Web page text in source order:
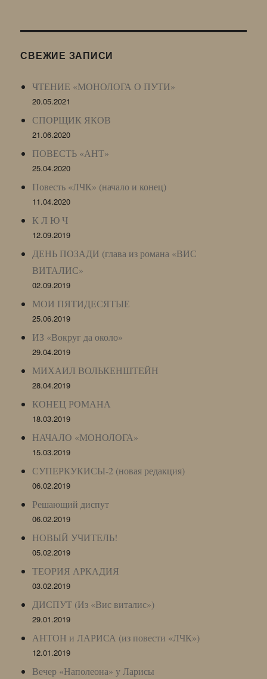
LJ
СВЕЖИЕ ЗАПИСИ
ЧТЕНИЕ «МОНОЛОГА О ПУТИ»
20.05.2021
СПОРЩИК ЯКОВ
21.06.2020
ПОВЕСТЬ «АНТ»
25.04.2020
Повесть «ЛЧК» (начало и конец)
11.04.2020
К Л Ю Ч
12.09.2019
ДЕНЬ ПОЗАДИ (глава из романа «ВИС
ВИТАЛИС»
02.09.2019
МОИ ПЯТИДЕСЯТЫЕ
25.06.2019
ИЗ «Вокруг да около»
29.04.2019
МИХАИЛ ВОЛЬКЕНШТЕЙН
28.04.2019
КОНЕЦ РОМАНА
18.03.2019
НАЧАЛО «МОНОЛОГА»
15.03.2019
СУПЕРКУКИСЫ-2 (новая редакция)
06.02.2019
Решающий диспут
06.02.2019
НОВЫЙ УЧИТЕЛЬ!
05.02.2019
ТЕОРИЯ АРКАДИЯ
03.02.2019
ДИСПУТ (Из «Вис виталис»)
29.01.2019
АНТОН и ЛАРИСА (из повести «ЛЧК»)
12.01.2019
Вечер «Наполеона» у Ларисы